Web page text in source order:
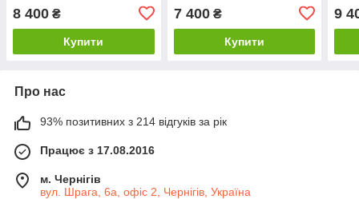
8 400 ₴
Купити
7 400₴
Купити
9
Про нас
93% позитивних з 214 відгуків за рік
Працює з 17.08.2016
м. Чернігів
вул. Шрага, 6а, офіс 2, Чернігів, Україна